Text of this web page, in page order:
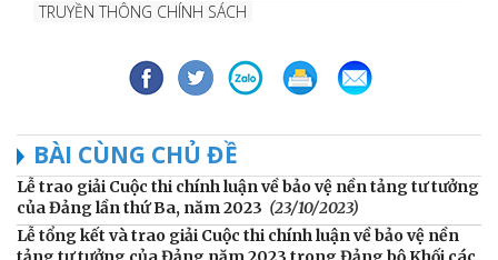
TRUYỀN THÔNG CHÍNH SÁCH
BÀI CÙNG CHỦ ĐỀ
Lễ trao giải Cuộc thi chính luận về bảo vệ nền tảng tư tưởng
của Đảng lần thứ Ba, năm 2023 (23/10/2023)
Lễ tổng kết và trao giải Cuộc thi chính luận về bảo vệ nền